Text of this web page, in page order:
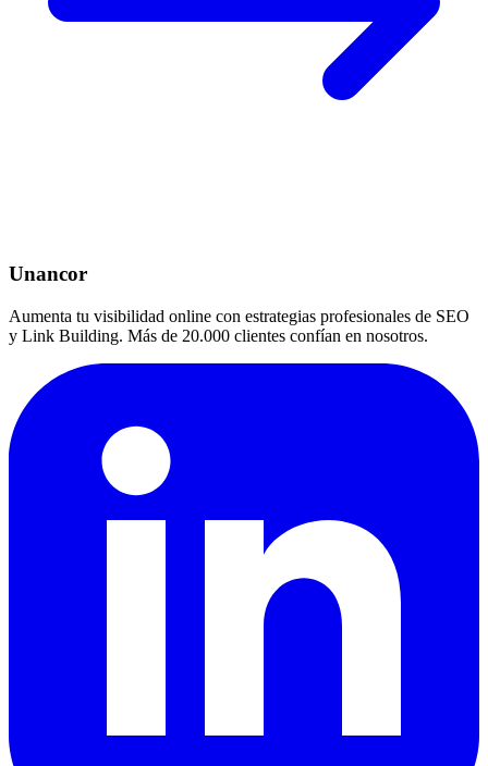
Unancor
Aumenta tu visibilidad online con estrategias profesionales de SEO
y Link Building. Más de 20.000 clientes confían en nosotros.